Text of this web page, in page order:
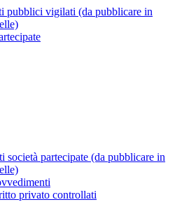
pubblici vigilati (da pubblicare in
società partecipate (da pubblicare in
privato controllati